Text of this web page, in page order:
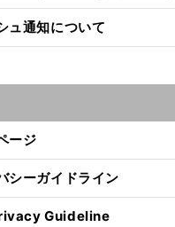
ュ通知について
ージ
シーガイドライン
Guideline